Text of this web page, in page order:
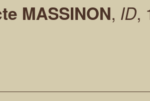
MASSINON, ID,